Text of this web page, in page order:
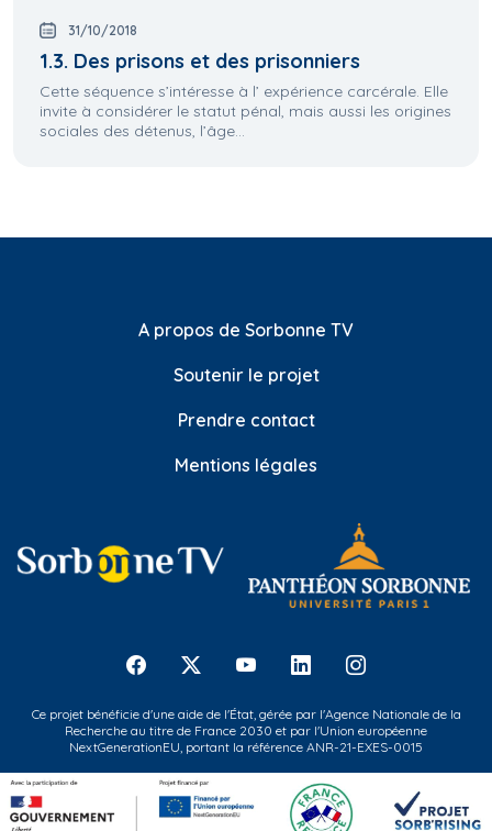
31/10/2018
1.3. Des prisons et des prisonniers
Cette séquence s’intéresse à l’ expérience carcérale. Elle
invite à considérer le statut pénal, mais aussi les origines
sociales des détenus, l’âge...
A propos de Sorbonne TV
Soutenir le projet
Prendre contact
Mentions légales
Ce projet bénéficie d'une aide de l'État, gérée par l'Agence Nationale de la
Recherche au titre de France 2030 et par l'Union européenne
NextGenerationEU, portant la référence ANR-21-EXES-0015